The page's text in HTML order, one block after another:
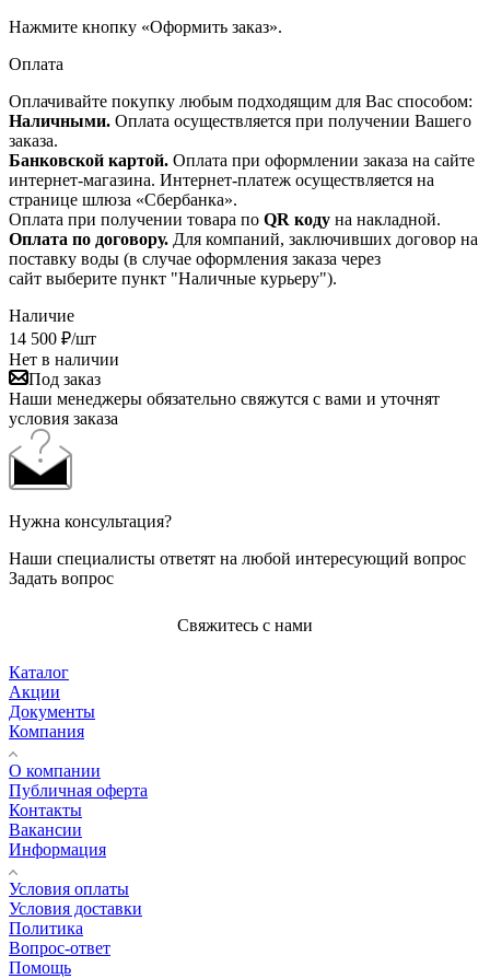
Нажмите кнопку «Оформить заказ».
Оплата
Оплачивайте покупку любым подходящим для Вас способом:
Наличными. Оплата осуществляется при получении Вашего
заказа.
Банковской картой. Оплата при оформлении заказа на сайте
интернет-магазина. Интернет-платеж осуществляется на
странице шлюза «Сбербанка».
Оплата при получении товара по QR коду на накладной.
Оплата по договору. Для компаний, заключивших договор на
поставку воды (в случае оформления заказа через
сайт выберите пункт "Наличные курьеру").
Наличие
14 500 ₽/шт
Нет в наличии
Под заказ
Наши менеджеры обязательно свяжутся с вами и уточнят
условия заказа
Нужна консультация?
Наши специалисты ответят на любой интересующий вопрос
Задать вопрос
Свяжитесь с нами
Каталог
Акции
Документы
Компания
О компании
Публичная оферта
Контакты
Вакансии
Информация
Условия оплаты
Условия доставки
Политика
Вопрос-ответ
Помощь